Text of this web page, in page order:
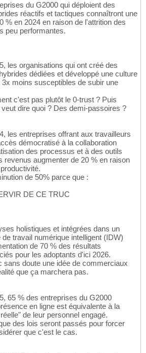
du G2000 qui déploient des
réactifs et tactiques connaîtront une
% en 2024 en raison de l'attrition des
peu performantes.
les organisations qui ont créé des
dédiées et développé une culture
moins susceptibles de subir une
c'est pas plutôt le 0-trust ? Puis
dire quoi ? Des demi-passoires ?
les entreprises offrant aux travailleurs
démocratisé à la collaboration
des processus et à des outils
revenus augmenter de 20 % en raison
de 50% parce que :
DE CE TRUC
holistiques et intégrées dans un
travail numérique intelligent (IDW)
de 70 % des résultats
pour les adoptants d'ici 2026.
sans doute une idée de commerciaux
que ça marchera pas.
65 % des entreprises du G2000
en ligne est équivalente à la
de leur personnel engagé.
des lois seront passés pour forcer
que c'est le cas.